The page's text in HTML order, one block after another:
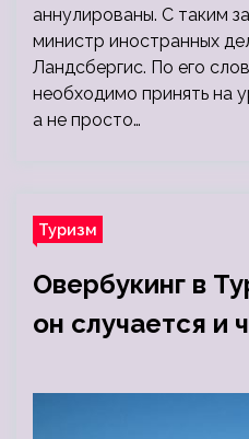
аннулированы. С таким
министр иностранных
Ландсбергис. По его
необходимо принять на
а не просто…
Туризм
Овербукинг в
он случается и